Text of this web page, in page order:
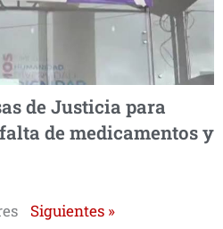
de Justicia para
de medicamentos y
Siguientes »